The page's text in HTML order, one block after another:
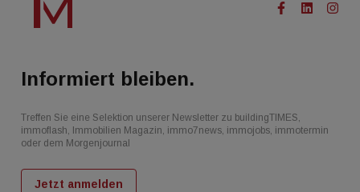
Informiert bleiben.
Treffen Sie eine Selektion unserer Newsletter zu buildingTIMES,
immoflash, Immobilien Magazin, immo7news, immojobs, immotermin
oder dem Morgenjournal
Jetzt anmelden